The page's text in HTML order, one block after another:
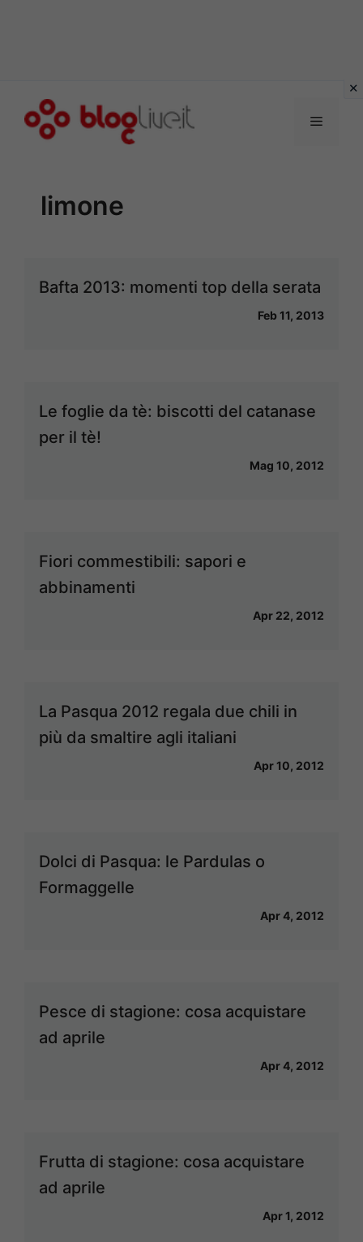
Menu
limone
Bafta 2013: momenti top della serata
Feb 11, 2013
Le foglie da tè: biscotti del catanase
per il tè!
Mag 10, 2012
Fiori commestibili: sapori e
abbinamenti
Apr 22, 2012
La Pasqua 2012 regala due chili in
più da smaltire agli italiani
Apr 10, 2012
Dolci di Pasqua: le Pardulas o
Formaggelle
Apr 4, 2012
Pesce di stagione: cosa acquistare
ad aprile
Apr 4, 2012
Frutta di stagione: cosa acquistare
ad aprile
Apr 1, 2012